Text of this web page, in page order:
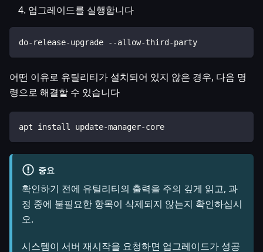
업그레이드를 실행합니다
do-release-upgrade --allow-third-party
어떤 이유로 유틸리티가 설치되어 있지 않은 경우, 다음 명
령으로 해결할 수 있습니다
apt install update-manager-core
중요
확인하기 전에 유틸리티의 출력을 주의 깊게 읽고, 과
정 중에 불필요한 항목이 삭제되지 않는지 확인하십시
오.
시스템이 서버 재시작을 요청하면 업그레이드가 성공